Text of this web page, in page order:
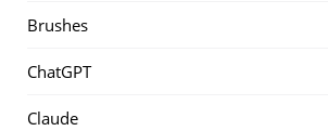
Brushes
ChatGPT
Claude